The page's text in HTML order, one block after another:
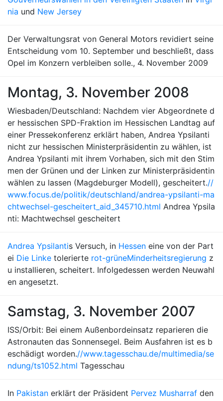
nia und New Jersey
Der Verwaltungsrat von General Motors revidiert seine
Entscheidung vom 10. September und beschließt, dass
Opel im Konzern verbleiben solle., 4. November 2009
Montag, 3. November 2008
Wiesbaden/Deutschland: Nachdem vier Abgeordnete d
er hessischen SPD-Fraktion im Hessischen Landtag auf
einer Pressekonferenz erklärt haben, Andrea Ypsilanti
nicht zur hessischen Ministerpräsidentin zu wählen, ist
Andrea Ypsilanti mit ihrem Vorhaben, sich mit den Stim
men der Grünen und der Linken zur Ministerpräsidentin
wählen zu lassen (Magdeburger Modell), gescheitert.//
www.focus.de/politik/deutschland/andrea-ypsilanti-ma
chtwechsel-gescheitert_aid_345710.html Andrea Ypsila
nti: Machtwechsel gescheitert
Andrea Ypsilantis Versuch, in Hessen eine von der Part
ei Die Linke tolerierte rot-grüneMinderheitsregierung z
u installieren, scheitert. Infolgedessen werden Neuwahl
en angesetzt.
Samstag, 3. November 2007
ISS/Orbit: Bei einem Außenbordeinsatz reparieren die
Astronauten das Sonnensegel. Beim Ausfahren ist es b
eschädigt worden.//www.tagesschau.de/multimedia/se
ndung/ts1052.html Tagesschau
In Pakistan erklärt der Präsident Pervez Musharraf den